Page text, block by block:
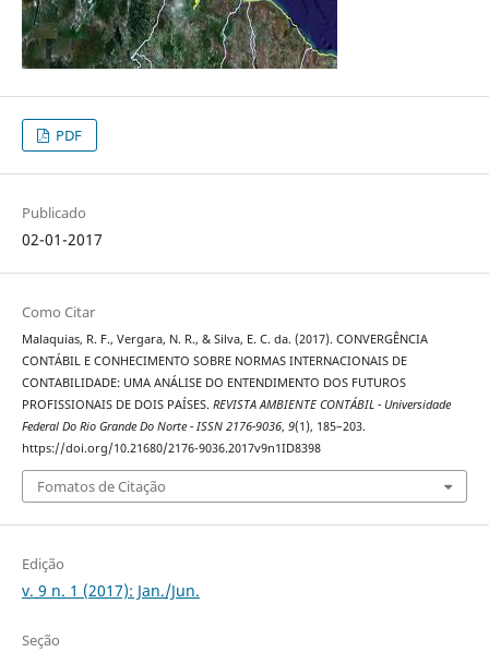
PDF
Publicado
02-01-2017
Como Citar
Malaquias, R. F., Vergara, N. R., & Silva, E. C. da. (2017). CONVERGÊNCIA
CONTÁBIL E CONHECIMENTO SOBRE NORMAS INTERNACIONAIS DE
CONTABILIDADE: UMA ANÁLISE DO ENTENDIMENTO DOS FUTUROS
PROFISSIONAIS DE DOIS PAÍSES. REVISTA AMBIENTE CONTÁBIL - Universidade
Federal Do Rio Grande Do Norte - ISSN 2176-9036, 9(1), 185–203.
https://doi.org/10.21680/2176-9036.2017v9n1ID8398
Fomatos de Citação
Edição
v. 9 n. 1 (2017): Jan./Jun.
Seção